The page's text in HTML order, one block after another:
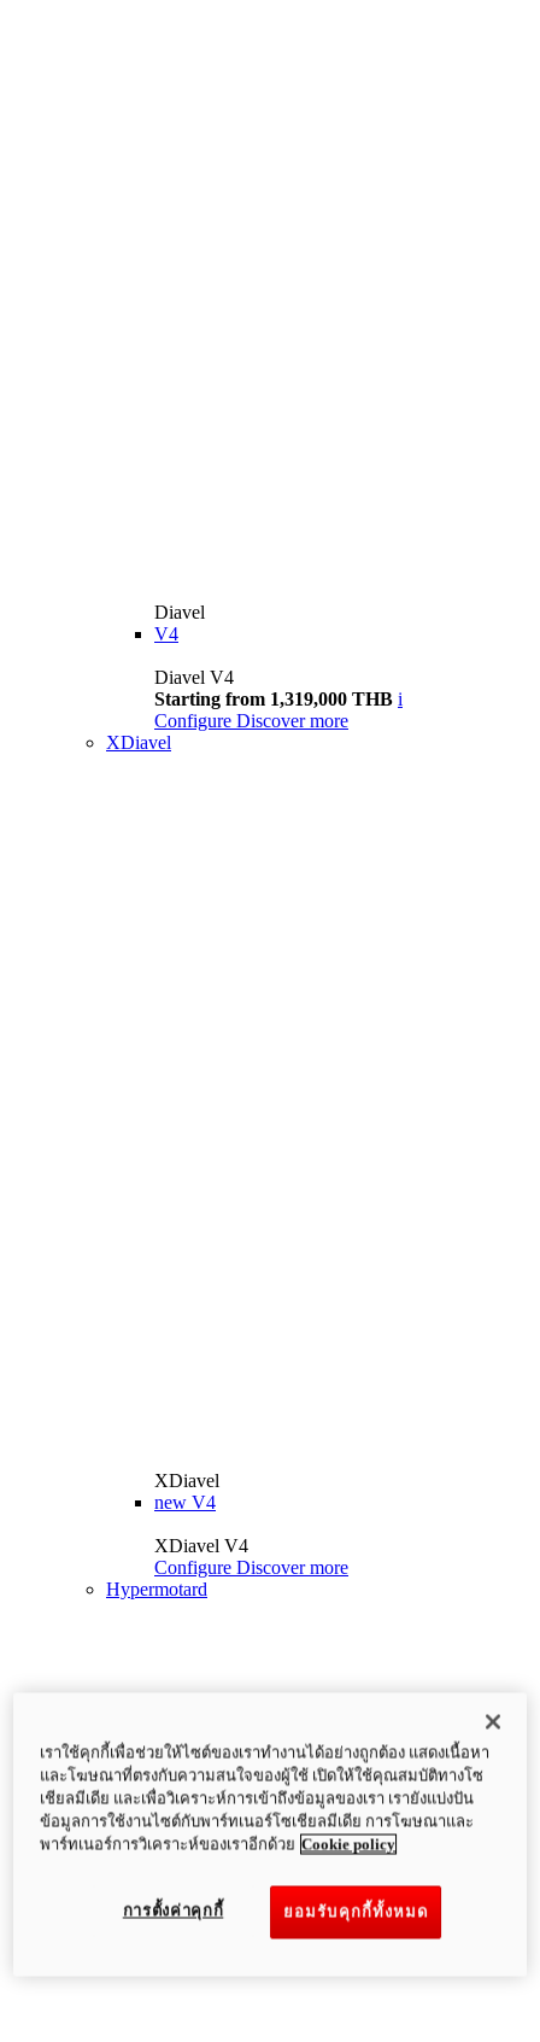
Diavel
V4
Diavel V4
Starting from 1,319,000 THB i
Configure Discover more
XDiavel
XDiavel
new V4
XDiavel V4
Configure Discover more
Hypermotard
เราใช้คุกกี้เพื่อช่วยให้ไซต์ของเราทำงานได้อย่างถูกต้อง แสดงเนื้อหา
และโฆษณาที่ตรงกับความสนใจของผู้ใช้ เปิดให้ใช้คุณสมบัติทางโซ
เชียลมีเดีย และเพื่อวิเคราะห์การเข้าถึงข้อมูลของเรา เรายังแบ่งปัน
ข้อมูลการใช้งานไซต์กับพาร์ทเนอร์โซเชียลมีเดีย การโฆษณาและ
พาร์ทเนอร์การวิเคราะห์ของเราอีกด้วย Cookie policy
ยอมรับคุกกี้ทั้งหมด
การตั้งค่าคุกกี้